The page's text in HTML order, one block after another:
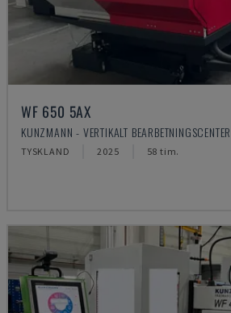
WF 650 5AX
KUNZMANN - VERTIKALT BEARBETNINGSCENTER
TYSKLAND 2025 58 tim.